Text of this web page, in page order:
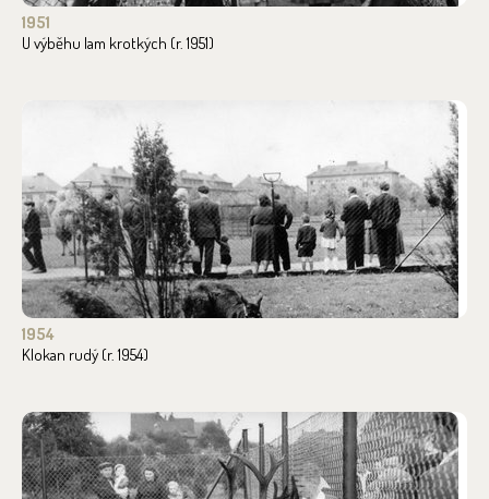
1951
U výběhu lam krotkých (r. 1951)
1954
Klokan rudý (r. 1954)